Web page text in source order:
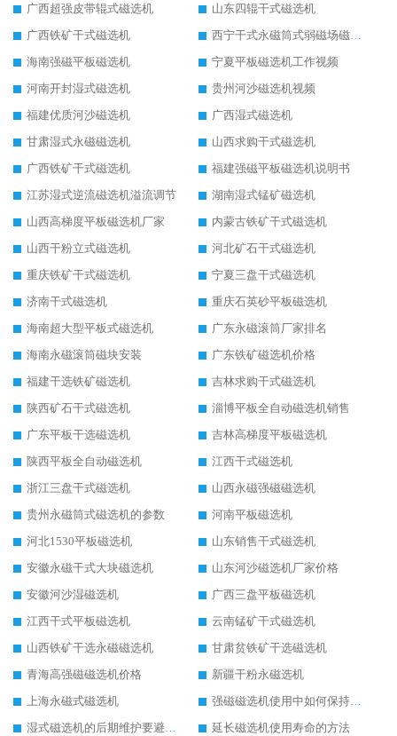
广西超强皮带辊式磁选机
山东四辊干式磁选机
广西铁矿干式磁选机
西宁干式永磁筒式弱磁场磁选机结构图
海南强磁平板磁选机
宁夏平板磁选机工作视频
河南开封湿式磁选机
贵州河沙磁选机视频
福建优质河沙磁选机
广西湿式磁选机
甘肃湿式永磁磁选机
山西求购干式磁选机
广西铁矿干式磁选机
福建强磁平板磁选机说明书
江苏湿式逆流磁选机溢流调节
湖南湿式锰矿磁选机
山西高梯度平板磁选机厂家
内蒙古铁矿干式磁选机
山西干粉立式磁选机
河北矿石干式磁选机
重庆铁矿干式磁选机
宁夏三盘干式磁选机
济南干式磁选机
重庆石英砂平板磁选机
海南超大型平板式磁选机
广东永磁滚筒厂家排名
海南永磁滚筒磁块安装
广东铁矿磁选机价格
福建干选铁矿磁选机
吉林求购干式磁选机
陕西矿石干式磁选机
淄博平板全自动磁选机销售
广东平板干选磁选机
吉林高梯度平板磁选机
陕西平板全自动磁选机
江西干式磁选机
浙江三盘干式磁选机
山西永磁强磁磁选机
贵州永磁筒式磁选机的参数
河南平板磁选机
河北1530平板磁选机
山东销售干式磁选机
安徽永磁干式大块磁选机
山东河沙磁选机厂家价格
安徽河沙湿磁选机
广西三盘平板磁选机
江西干式平板磁选机
云南锰矿干式磁选机
山西铁矿干选永磁磁选机
甘肃贫铁矿干选磁选机
青海高强磁磁选机价格
新疆干粉永磁选机
上海永磁式磁选机
强磁磁选机使用中如何保持其顺畅运行
湿式磁选机的后期维护要避开哪些坑
延长磁选机使用寿命的方法